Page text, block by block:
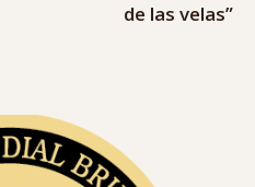
de las velas”